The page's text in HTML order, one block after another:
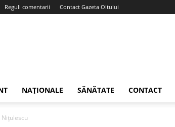
Reguli comentarii Contact Gazeta Oltului
NAȚIONALE SĂNĂTATE CONTACT